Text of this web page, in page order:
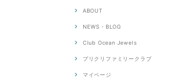
ABOUT
NEWS・BLOG
Club Ocean Jewels
プリクリファミリークラブ
マイページ